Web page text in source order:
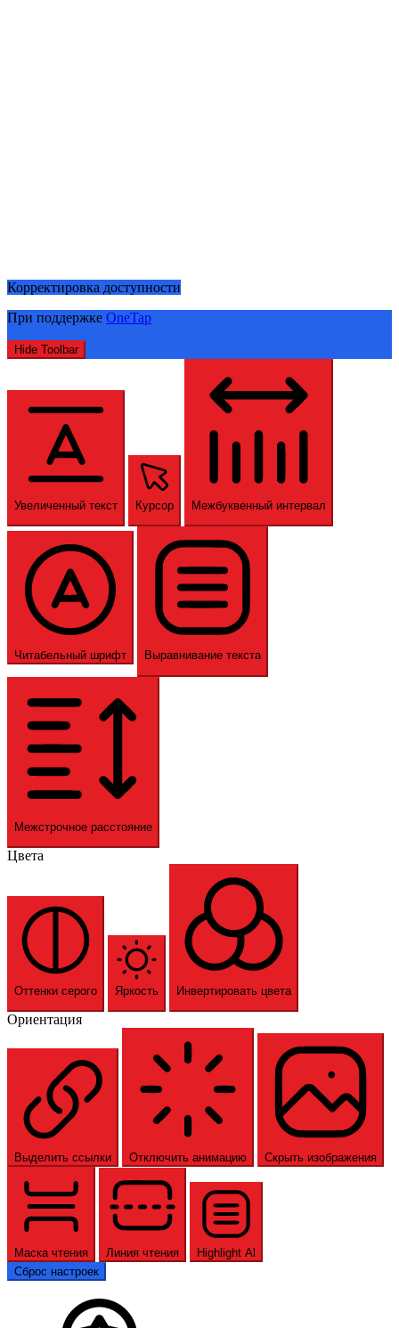
Корректировка доступности
При поддержке OneTap
Hide Toolbar
Увеличенный текст Курсор Межбуквенный интервал
Читабельный шрифт Выравнивание текста
Межстрочное расстояние
Цвета
Оттенки серого Яркость Инвертировать цвета
Ориентация
Выделить ссылки Отключить анимацию Скрыть изображения
Маска чтения Линия чтения
Highlight Al
Сброс настроек